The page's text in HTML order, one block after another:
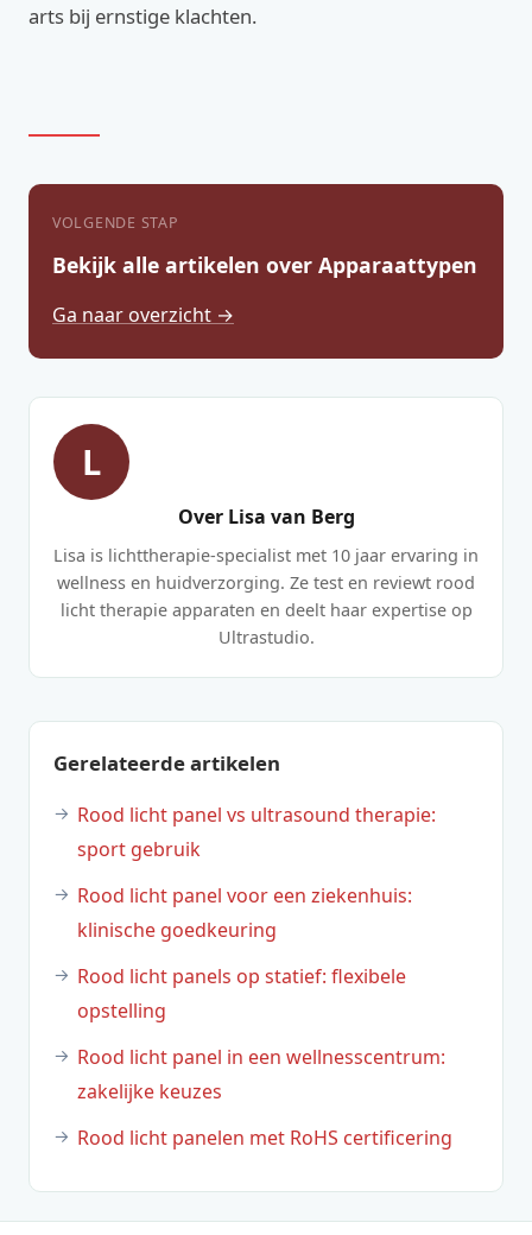
arts bij ernstige klachten.
VOLGENDE STAP
Bekijk alle artikelen over Apparaattypen
Ga naar overzicht →
L
Over Lisa van Berg
Lisa is lichttherapie-specialist met 10 jaar ervaring in
wellness en huidverzorging. Ze test en reviewt rood
licht therapie apparaten en deelt haar expertise op
Ultrastudio.
Gerelateerde artikelen
Rood licht panel vs ultrasound therapie:
sport gebruik
Rood licht panel voor een ziekenhuis:
klinische goedkeuring
Rood licht panels op statief: flexibele
opstelling
Rood licht panel in een wellnesscentrum:
zakelijke keuzes
Rood licht panelen met RoHS certificering